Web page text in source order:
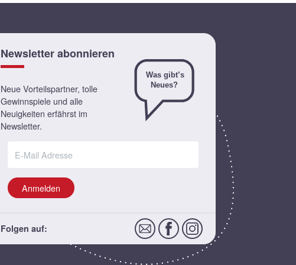
Newsletter abonnieren
Neue Vorteilspartner, tolle
Gewinnspiele und alle
Neuigkeiten erfährst im
Newsletter.
Anmelden
Folgen auf: